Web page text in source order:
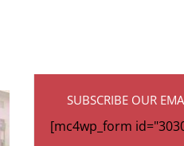
SUBSCRIBE OUR
[mc4wp_form